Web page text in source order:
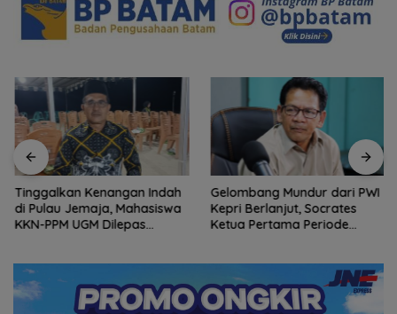
Tinggalkan Kenangan Indah
di Pulau Jemaja, Mahasiswa
KKN-PPM UGM Dilepas
Gelombang Mundur dari PWI
Kepri Berlanjut, Socrates
Ketua Pertama Periode